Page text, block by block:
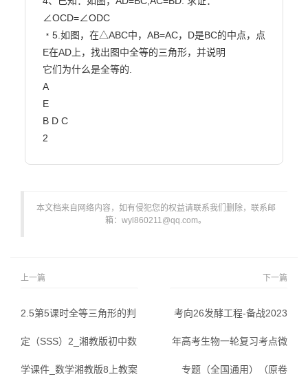
∠OCD=∠ODC
﹡5.如图，在△ABC中，AB=AC，D是BC的中点，点
E在AD上，找出图中全等的三角形，并说明
它们为什么是全等的.
A
E
B D C
2
本文档来自网络内容，如有侵犯您的权益请联系我们删除，联系邮
箱：wyl860211@qq.com。
上一篇
2.5第5课时全等三角形的判
定（SSS）2_湘教版初中数
学课件_数学湘教版8上教案
下一篇
考向26发酵工程-备战2023
年高考生物一轮复习考点微
专题（全国通用）（原卷